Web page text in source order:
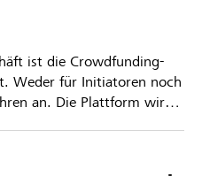
ist die Crowdfunding-
Weder für Initiatoren noch
an. Die Plattform wird